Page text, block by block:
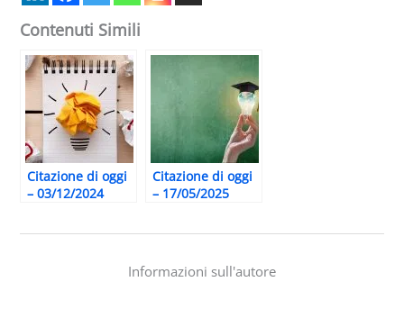
Contenuti Simili
Citazione di oggi
– 03/12/2024
Citazione di oggi
– 17/05/2025
Informazioni sull'autore